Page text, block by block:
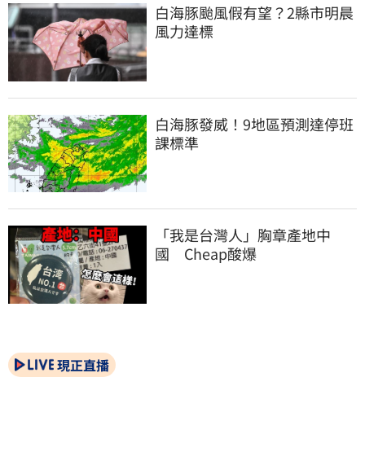
白海豚颱風假有望？2縣市明晨
風力達標
白海豚發威！9地區預測達停班
課標準
「我是台灣人」胸章產地中
國　Cheap酸爆
現正直播